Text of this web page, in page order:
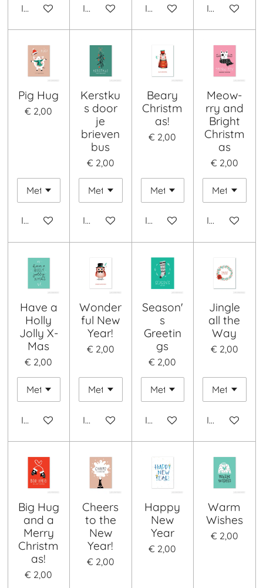
In winkelwagenIn winkelwagenIn winkelwagenIn
Pig Hug
€ 2,00
In winkelwagen
Kerstku
s door
je
brieven
bus
€ 2,00
In winkelwagen
Beary
Christm
as!
€ 2,00
In winkelwagen
Meow-
rry and
Bright
Christm
as
€ 2,00
In
Have a
Holly
Jolly X-
Mas
€ 2,00
In winkelwagen
Wonder
ful New
Year!
€ 2,00
In winkelwagen
Season'
s
Greetin
gs
€ 2,00
In winkelwagen
Jingle
all the
Way
€ 2,00
In
Big Hug
and a
Merry
Christm
as!
€ 2,00
Cheers
to the
New
Year!
€ 2,00
Happy
New
Year
€ 2,00
Warm
Wishes
€ 2,00